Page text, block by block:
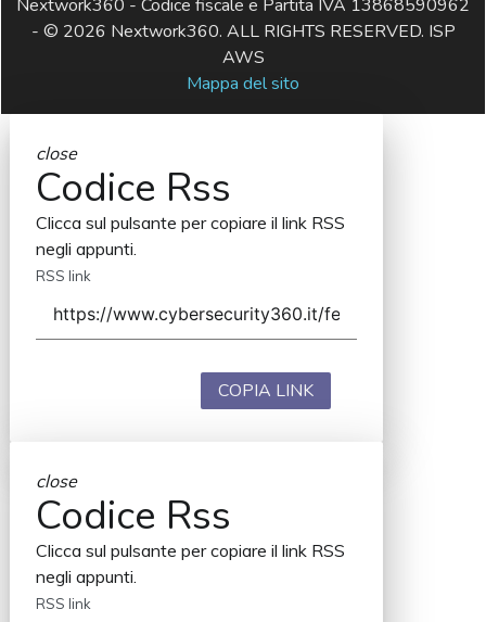
Nextwork360 - Codice fiscale e Partita IVA 13868590962
- © 2026 Nextwork360. ALL RIGHTS RESERVED. ISP
AWS
Mappa del sito
close
Codice Rss
Clicca sul pulsante per copiare il link RSS
negli appunti.
RSS link
COPIA LINK
close
Codice Rss
Clicca sul pulsante per copiare il link RSS
negli appunti.
RSS link